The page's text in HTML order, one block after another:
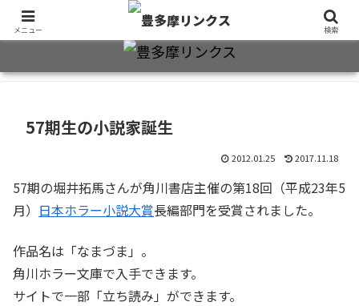
旧制十三中・都立豊多摩高卒業生2万7千人のための同窓会公式サイト
57期生の小説家誕生
2012.01.25 2017.11.18
57期の堀井拓馬さんが角川書店主催の第18回（平成23年5
月） 日本ホラー小説大賞長編部門を受賞されました。
作品名は「なまづま」。
角川ホラー文庫で入手できます。
サイトで一部「立ち読み」ができます。
メニュー 検索